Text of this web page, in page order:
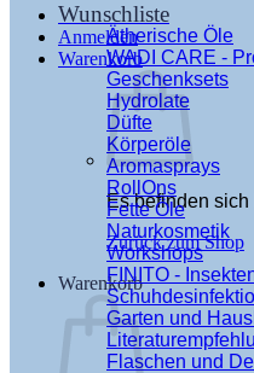
Wunschliste
Anmelden
Warenkorb
Es befinden sich
Zurück zum Shop
Warenkorb
Ätherische Öle
WADI CARE -
Geschenksets
Hydrolate
Düfte
Körperöle
Aromasprays
RollOns
Fette Öle
Naturkosmetik
Workshops
FINITO -
Garten und
Flaschen und